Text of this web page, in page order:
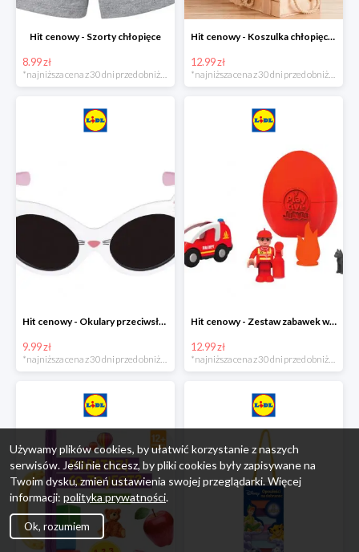
Hit cenowy - Szorty chłopięce
8.99 zł
*najniższa cena z 30 dni przed obniżką
Hit cenowy - Koszulka chłopięca polo
12.99 zł
*najniższa cena z 30 dni przed obniżką
Hit cenowy - Okulary przeciwsłoneczne dla dzieci
9.99 zł
Hit cenowy - Zestaw zabawek w jajku
12.99 zł
Używamy plików cookies, by ułatwić korzystanie z naszych
serwisów. Jeśli nie chcesz, by pliki cookies były zapisywane na
Twoim dysku, zmień ustawienia swojej przeglądarki. Więcej
informacji: polityka prywatności.
Ok, rozumiem